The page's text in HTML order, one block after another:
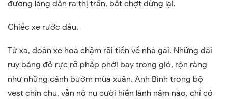
đường làng dẫn ra thị trấn, bất chợt dừng lại.
Chiếc xe rước dâu.
Từ xa, đoàn xe hoa chậm rãi tiến về nhà gái. Những dải
ruy băng đỏ rực rỡ phấp phới bay trong gió, rộn ràng
như những cánh bướm mùa xuân. Anh Bính trong bộ
vest chỉn chu, vẫn nở nụ cười hiền lành năm nào, chỉ có